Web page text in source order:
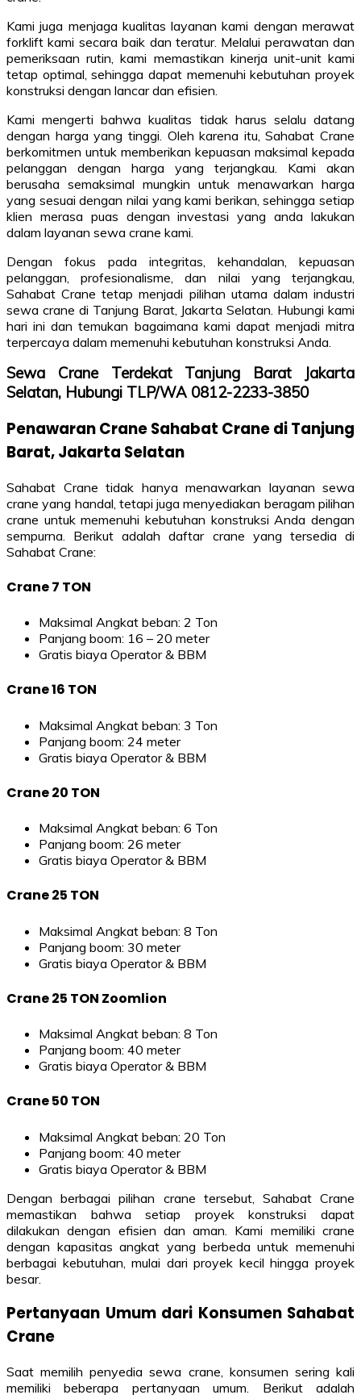
Kami juga menjaga kualitas layanan kami dengan merawat
forklift kami secara baik dan teratur. Melalui perawatan dan
pemeriksaan rutin, kami memastikan kinerja unit-unit kami
tetap optimal, sehingga dapat memenuhi kebutuhan proyek
konstruksi dengan lancar dan efisien.
Kami mengerti bahwa kualitas tidak harus selalu datang
dengan harga yang tinggi. Oleh karena itu, Sahabat Crane
berkomitmen untuk memberikan kepuasan maksimal kepada
pelanggan dengan harga yang terjangkau. Kami akan
berusaha semaksimal mungkin untuk menawarkan harga
yang sesuai dengan nilai yang kami berikan, sehingga setiap
klien merasa puas dengan investasi yang anda lakukan
dalam layanan sewa crane kami.
Dengan fokus pada integritas, kehandalan, kepuasan
pelanggan, profesionalisme, dan nilai yang terjangkau,
Sahabat Crane tetap menjadi pilihan utama dalam industri
sewa crane di Tanjung Barat, Jakarta Selatan. Hubungi kami
hari ini dan temukan bagaimana kami dapat menjadi mitra
terpercaya dalam memenuhi kebutuhan konstruksi Anda.
Sewa Crane Terdekat Tanjung Barat Jakarta
Selatan, Hubungi TLP/WA 0812-2233-3850
Penawaran Crane Sahabat Crane di Tanjung
Barat, Jakarta Selatan
Sahabat Crane tidak hanya menawarkan layanan sewa
crane yang handal, tetapi juga menyediakan beragam pilihan
crane untuk memenuhi kebutuhan konstruksi Anda dengan
sempurna. Berikut adalah daftar crane yang tersedia di
Sahabat Crane:
Crane 7 TON
Maksimal Angkat beban: 2 Ton
Panjang boom: 16 – 20 meter
Gratis biaya Operator & BBM
Crane 16 TON
Maksimal Angkat beban: 3 Ton
Panjang boom: 24 meter
Gratis biaya Operator & BBM
Crane 20 TON
Maksimal Angkat beban: 6 Ton
Panjang boom: 26 meter
Gratis biaya Operator & BBM
Crane 25 TON
Maksimal Angkat beban: 8 Ton
Panjang boom: 30 meter
Gratis biaya Operator & BBM
Crane 25 TON Zoomlion
Maksimal Angkat beban: 8 Ton
Panjang boom: 40 meter
Gratis biaya Operator & BBM
Crane 50 TON
Maksimal Angkat beban: 20 Ton
Panjang boom: 40 meter
Gratis biaya Operator & BBM
Dengan berbagai pilihan crane tersebut, Sahabat Crane
memastikan bahwa setiap proyek konstruksi dapat
dilakukan dengan efisien dan aman. Kami memiliki crane
dengan kapasitas angkat yang berbeda untuk memenuhi
berbagai kebutuhan, mulai dari proyek kecil hingga proyek
besar.
Pertanyaan Umum dari Konsumen Sahabat
Crane
Saat memilih penyedia sewa crane, konsumen sering kali
memiliki beberapa pertanyaan umum. Berikut adalah